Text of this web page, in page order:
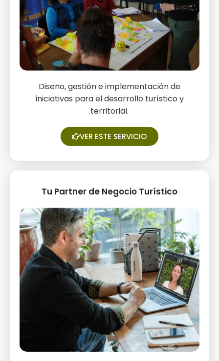
Consultoría turística
Diseño, gestión e implementación de
iniciativas para el desarrollo turístico y
territorial.
VER ESTE SERVICIO
Tu Partner de Negocio Turístico